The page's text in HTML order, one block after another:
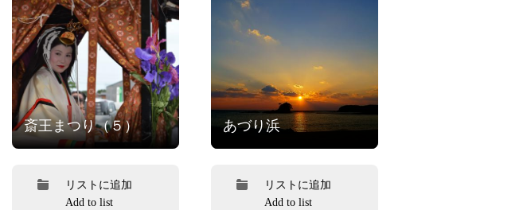
斎王まつり（５）
リストに追加
Add to list
あづり浜
リストに追加
Add to list